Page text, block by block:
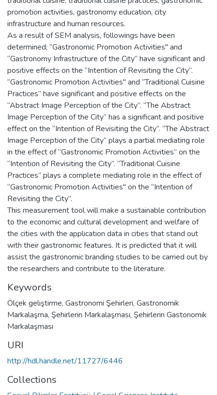
promotion activities, gastronomy education, city
infrastructure and human resources.
As a result of SEM analysis, followings have been
determined; “Gastronomic Promotion Activities" and
“Gastronomy Infrastructure of the City” have significant and
positive effects on the “Intention of Revisiting the City”.
“Gastronomic Promotion Activities" and “Traditional Cuisine
Practices” have significant and positive effects on the
“Abstract Image Perception of the City”. “The Abstract
Image Perception of the City” has a significant and positive
effect on the “Intention of Revisiting the City”. “The Abstract
Image Perception of the City” plays a partial mediating role
in the effect of “Gastronomic Promotion Activities” on the
“Intention of Revisiting the City”. “Traditional Cuisine
Practices” plays a complete mediating role in the effect of
“Gastronomic Promotion Activities" on the “Intention of
Revisiting the City”.
This measurement tool will make a sustainable contribution
to the economic and cultural development and welfare of
the cities with the application data in cities that stand out
with their gastronomic features. It is predicted that it will
assist the gastronomic branding studies to be carried out by
the researchers and contribute to the literature.
Keywords
Ölçek geliştirme, Gastronomi Şehirleri, Gastronomik
Markalaşma, Şehirlerin Markalaşması, Şehirlerin Gastonomik
Markalaşması
URI
http://hdl.handle.net/11727/6446
Collections